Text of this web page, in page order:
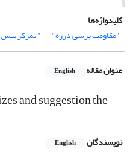
کلیدواژه‌ها
"مقاومت برشی درزه"
" تمرکز
عنوان مقاله English
and suggestion the
نویسندگان English